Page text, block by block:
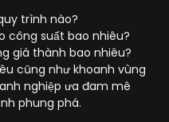
trình nào?
công suất bao nhiêu?
giá thành bao nhiêu?
cũng như khoanh vùng
nghiệp ưa đam mê
phung phá.